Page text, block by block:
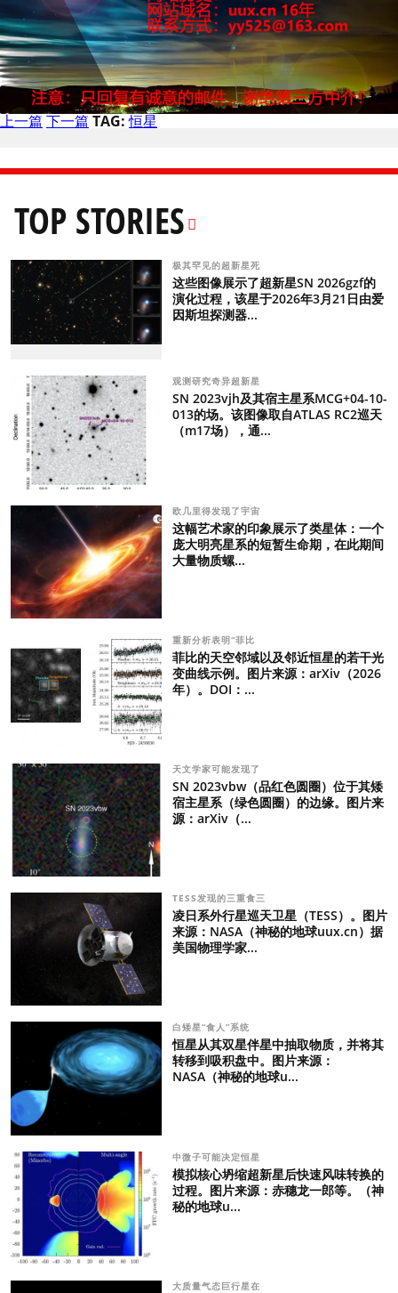
上一篇下一篇TAG:恒星
TOP STORIES
极其罕见的超新星死
这些图像展示了超新星SN 2026gzf的
演化过程，该星于2026年3月21日由爱
因斯坦探测器...
观测研究奇异超新星
SN 2023vjh及其宿主星系MCG+04-10-
013的场。该图像取自ATLAS RC2巡天
（m17场），通...
欧几里得发现了宇宙
这幅艺术家的印象展示了类星体：一个
庞大明亮星系的短暂生命期，在此期间
大量物质螺...
重新分析表明“菲比
菲比的天空邻域以及邻近恒星的若干光
变曲线示例。图片来源：arXiv（2026
年）。DOI：...
天文学家可能发现了
SN 2023vbw（品红色圆圈）位于其矮
宿主星系（绿色圆圈）的边缘。图片来
源：arXiv（...
TESS发现的三重食三
凌日系外行星巡天卫星（TESS）。图片
来源：NASA（神秘的地球uux.cn）据
美国物理学家...
白矮星“食人”系统
恒星从其双星伴星中抽取物质，并将其
转移到吸积盘中。图片来源：
NASA（神秘的地球u...
中微子可能决定恒星
模拟核心坍缩超新星后快速风味转换的
过程。图片来源：赤穗龙一郎等。（神
秘的地球u...
大质量气态巨行星在